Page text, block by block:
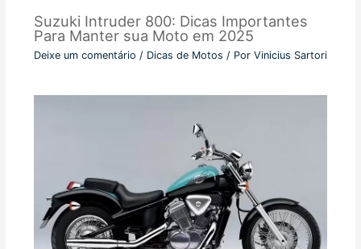
Suzuki Intruder 800: Dicas Importantes
Para Manter sua Moto em 2025
Deixe um comentário / Dicas de Motos / Por Vinicius Sartori